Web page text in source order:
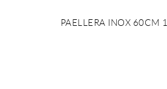
PAELLERA INOX 60CM